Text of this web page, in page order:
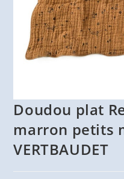
Doudou plat
marron petits
VERTBAUDET